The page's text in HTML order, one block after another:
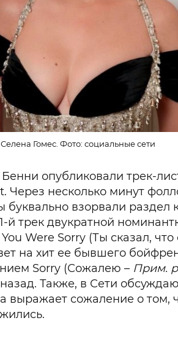
Селена Гомес. Фото: социальные сети
опубликовали трек-
Через несколько минут
буквально взорвали раздел
й трек двукратной
Were Sorry (Ты сказал,
на хит ее бывшего
Sorry (Сожалею – Прим.
Также, в Сети
выражает сожаление о том,